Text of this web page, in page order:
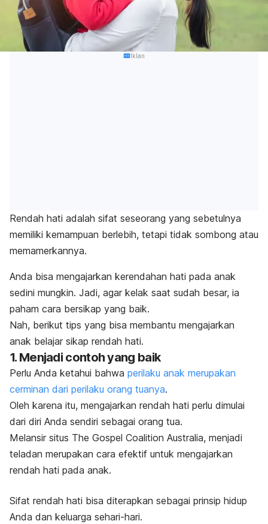
Iklan
Rendah hati adalah sifat seseorang yang sebetulnya
memiliki kemampuan berlebih, tetapi tidak sombong atau
memamerkannya.
Anda bisa mengajarkan kerendahan hati pada anak
sedini mungkin. Jadi, agar kelak saat sudah besar, ia
paham cara bersikap yang baik.
Nah, berikut tips yang bisa membantu mengajarkan
anak belajar sikap rendah hati.
1. Menjadi contoh yang baik
Perlu Anda ketahui bahwa perilaku anak merupakan
cerminan dari perilaku orang tuanya.
Oleh karena itu, mengajarkan rendah hati perlu dimulai
dari diri Anda sendiri sebagai orang tua.
Melansir situs The Gospel Coalition Australia, menjadi
teladan merupakan cara efektif untuk mengajarkan
rendah hati pada anak.
Sifat rendah hati bisa diterapkan sebagai prinsip hidup
Anda dan keluarga sehari-hari.